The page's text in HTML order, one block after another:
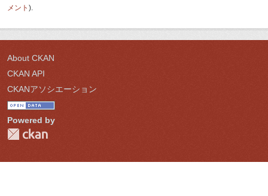
メント ).
About CKAN
CKAN API
CKANアソシエーション
Powered by